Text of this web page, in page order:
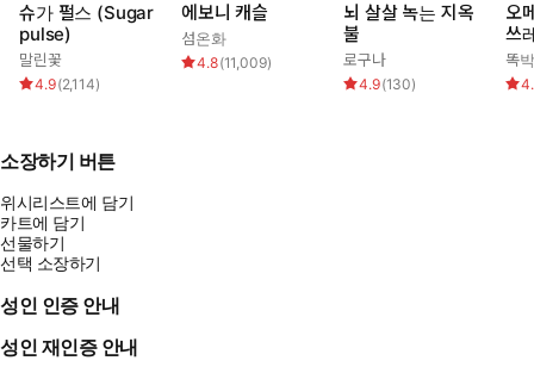
슈가 펄스 (Sugar
pulse)
말린꽃
4.9(2,114)
에보니 캐슬
섬온화
4.8(11,009)
뇌 살살 녹는 지옥
불
로구나
4.9(130)
오
쓰
똑
소장하기 버튼
위시리스트에 담기
카트에 담기
선물하기
선택 소장하기
성인 인증 안내
성인 재인증 안내